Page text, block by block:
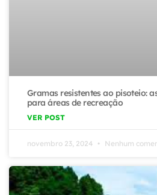
Gramas resistentes ao pisoteio:
para áreas de recreação
VER POST
novembro 23, 2024 Nenhum